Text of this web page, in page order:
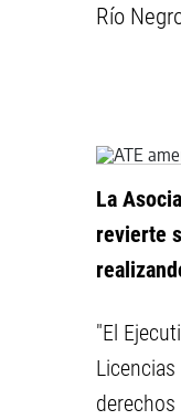
Río
La
revierte
"El